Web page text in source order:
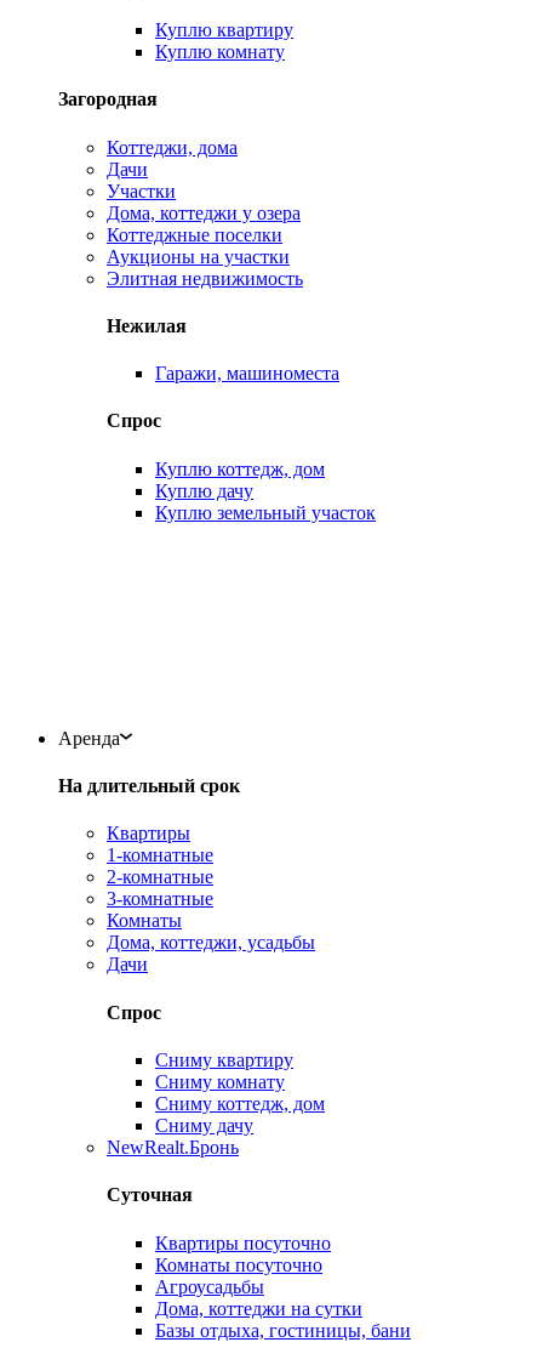
Куплю квартиру
Куплю комнату
Загородная
Коттеджи, дома
Дачи
Участки
Дома, коттеджи у озера
Коттеджные поселки
Аукционы на участки
Элитная недвижимость
Нежилая
Гаражи, машиноместа
Спрос
Куплю коттедж, дом
Куплю дачу
Куплю земельный участок
Аренда
На длительный срок
Квартиры
1-комнатные
2-комнатные
3-комнатные
Комнаты
Дома, коттеджи, усадьбы
Дачи
Спрос
Сниму квартиру
Сниму комнату
Сниму коттедж, дом
Сниму дачу
NewRealt.Бронь
Суточная
Квартиры посуточно
Комнаты посуточно
Агроусадьбы
Дома, коттеджи на сутки
Базы отдыха, гостиницы, бани